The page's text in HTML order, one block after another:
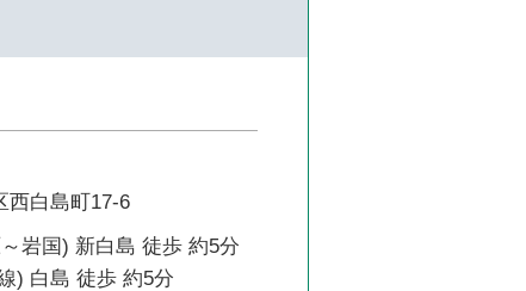
西白島町17-6
岩国) 新白島 徒歩 約5分
) 白島 徒歩 約5分